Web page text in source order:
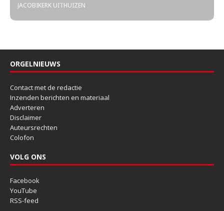
JACOBIKERK UITHUIZEN
ORGELNIEUWS
Contact met de redactie
Inzenden berichten en materiaal
Adverteren
Disclaimer
Auteursrechten
Colofon
VOLG ONS
Facebook
YouTube
RSS-feed